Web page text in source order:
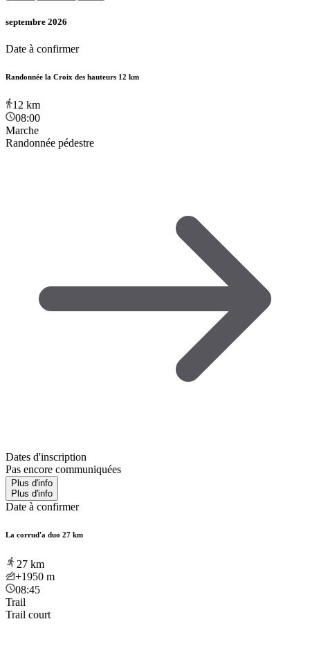
septembre 2026
Date à confirmer
Randonnée la Croix des hauteurs 12 km
12 km
08:00
Marche
Randonnée pédestre
Dates d'inscription
Pas encore communiquées
Plus d'info
Plus d'info
Date à confirmer
La corrud'a duo 27 km
27 km
+1950 m
08:45
Trail
Trail court